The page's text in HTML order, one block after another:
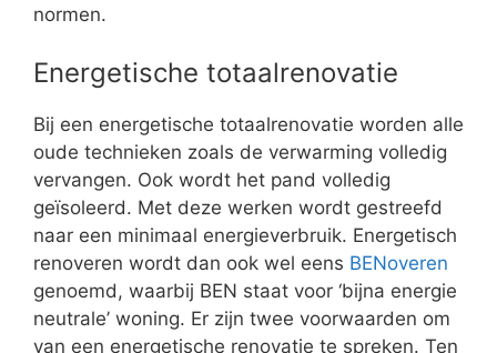
normen.
Energetische totaalrenovatie
Bij een energetische totaalrenovatie worden alle
oude technieken zoals de verwarming volledig
vervangen. Ook wordt het pand volledig
geïsoleerd. Met deze werken wordt gestreefd
naar een minimaal energieverbruik. Energetisch
renoveren wordt dan ook wel eens BENoveren
genoemd, waarbij BEN staat voor ‘bijna energie
neutrale’ woning. Er zijn twee voorwaarden om
van een energetische renovatie te spreken. Ten